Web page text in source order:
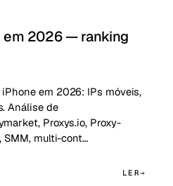
em 2026 — ranking
em 2026: IPs móveis,
Análise de
Proxys.io, Proxy-
SMM, multi-cont…
LER